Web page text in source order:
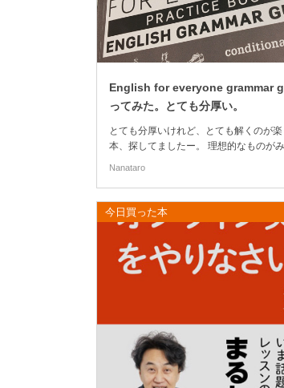
English for everyone grammar
ってみた。とても分厚い。
とても分厚いけれど、とても解くのが
本、探してましたー。 理想的なものが
Nanataro
今日買った本